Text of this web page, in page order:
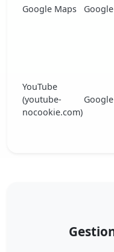
Google Maps Google
YouTube
(youtube-
nocookie.com)
Google